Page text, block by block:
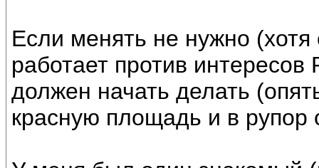
Если менять не нужно (хотя
работает против интересов
должен начать делать
красную площадь и в рупор